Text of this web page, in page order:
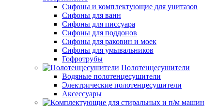
Сифоны и комплектующие для унитазов
Сифоны для ванн
Сифоны для писсуара
Сифоны для поддонов
Сифоны для раковин и моек
Сифоны для умывальников
Гофротрубы
Полотенцесушители
Водяные полотенцесушители
Электрические полотенцесушители
Аксессуары